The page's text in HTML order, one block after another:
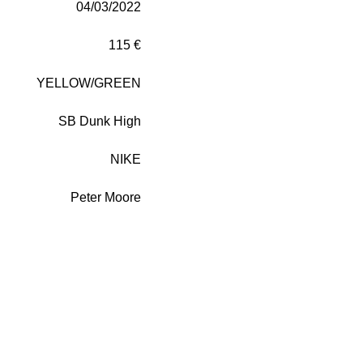
04/03/2022
115 €
YELLOW/GREEN
SB Dunk High
NIKE
Peter Moore